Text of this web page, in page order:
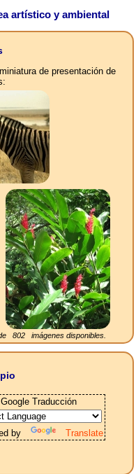
artístico y ambiental
de presentación de
802imágenes disponibles.
Google Traducción
by Translate